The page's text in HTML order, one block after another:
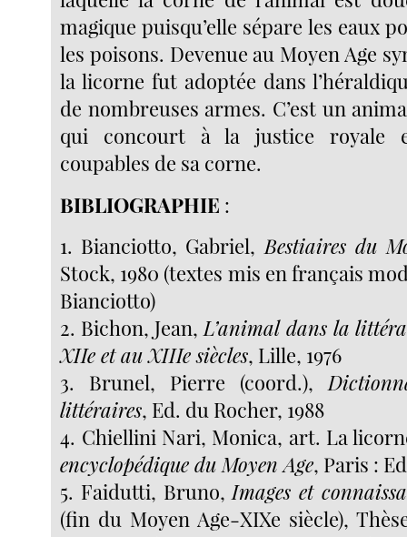
magique puisqu’elle sépare les eaux
les poisons. Devenue au Moyen Age
la licorne fut adoptée dans
de nombreuses armes. C’est un
qui concourt à la justice royale
coupables de sa corne.
BIBLIOGRAPHIE :
1. Bianciotto, Gabriel,Bestiaires du
Stock, 1980 (textes mis en français
Bianciotto)
2. Bichon, Jean,L’animal dans la
XIIe et au XIIIe siècles, Lille, 1976
3. Brunel, Pierre (coord.),
littéraires, Ed. du Rocher, 1988
4. Chiellini Nari, Monica, art. La
encyclopédique du Moyen Age, Paris :
5. Faidutti, Bruno,Images et
(fin du Moyen Age-XIXe siècle),